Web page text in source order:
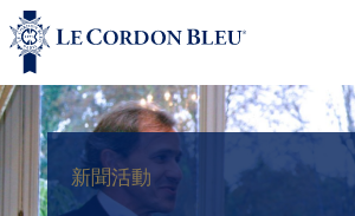
新聞活動